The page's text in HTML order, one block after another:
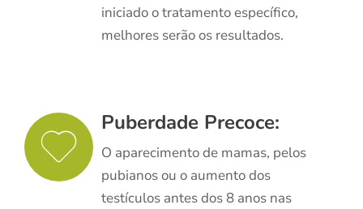
iniciado o tratamento específico,
melhores serão os resultados.
Puberdade Precoce:
O aparecimento de mamas, pelos
pubianos ou o aumento dos
testículos antes dos 8 anos nas